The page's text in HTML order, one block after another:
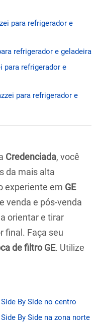
para refrigerador e
refrigerador e geladeira
para refrigerador e
para refrigerador e
Credenciada, você
da mais alta
experiente em GE
venda e pós-venda
orientar e tirar
final. Faça seu
de filtro GE. Utilize
By Side no centro
By Side na zona norte